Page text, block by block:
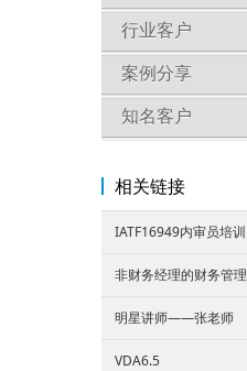
行业客户
案例分享
知名客户
相关链接
IATF16949内审员培训
非财务经理的财务管理
明星讲师——张老师
VDA6.5